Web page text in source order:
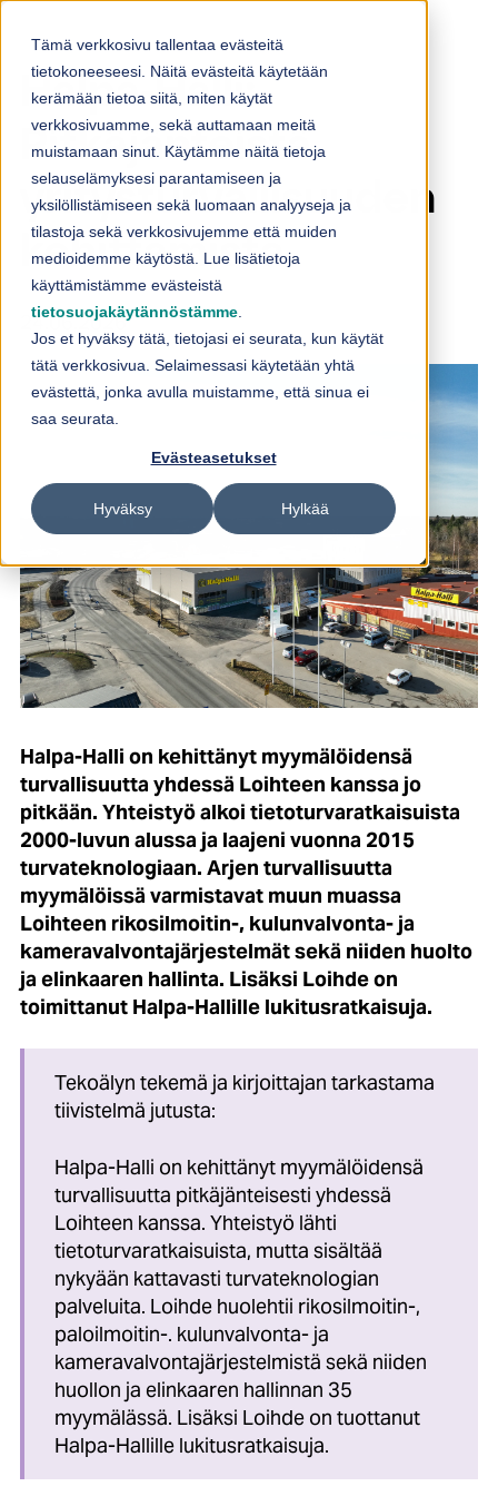
Tämä verkkosivu tallentaa evästeitä
tietokoneeseesi. Näitä evästeitä käytetään
kerämään tietoa siitä, miten käytät
verkkosivuamme, sekä auttamaan meitä
muistamaan sinut. Käytämme näitä tietoja
selauselämyksesi parantamiseen ja
yksilöllistämiseen sekä luomaan analyyseja ja
tilastoja sekä verkkosivujemme että muiden
medioidemme käytöstä. Lue lisätietoja
käyttämistämme evästeistä
tietosuojakäytännöstämme
Jos et hyväksy tätä, tietojasi ei seurata, kun käytät
tätä verkkosivua. Selaimessasi käytetään yhtä
evästettä, jonka avulla muistamme, että sinua ei
saa seurata.
Evästeasetukset
Hyväksy Hylkää
Halpa-Halli:
Pitkäjänteistä
yritysturvallisuuden
kehittämistä
24.06.2026
Halpa-Halli on kehittänyt myymälöidensä
turvallisuutta yhdessä Loihteen kanssa jo
pitkään. Yhteistyö alkoi tietoturvaratkaisuista
2000-luvun alussa ja laajeni vuonna 2015
turvateknologiaan. Arjen turvallisuutta
myymälöissä varmistavat muun muassa
Loihteen rikosilmoitin-, kulunvalvonta- ja
kameravalvontajärjestelmät sekä niiden huolto
ja elinkaaren hallinta. Lisäksi Loihde on
toimittanut Halpa-Hallille lukitusratkaisuja.
Tekoälyn tekemä ja kirjoittajan tarkastama
tiivistelmä jutusta:
Halpa-Halli on kehittänyt myymälöidensä
turvallisuutta pitkäjänteisesti yhdessä
Loihteen kanssa. Yhteistyö lähti
tietoturvaratkaisuista, mutta sisältää
nykyään kattavasti turvateknologian
palveluita. Loihde huolehtii rikosilmoitin-,
paloilmoitin-. kulunvalvonta- ja
kameravalvontajärjestelmistä sekä niiden
huollon ja elinkaaren hallinnan 35
myymälässä. Lisäksi Loihde on tuottanut
Halpa-Hallille lukitusratkaisuja.